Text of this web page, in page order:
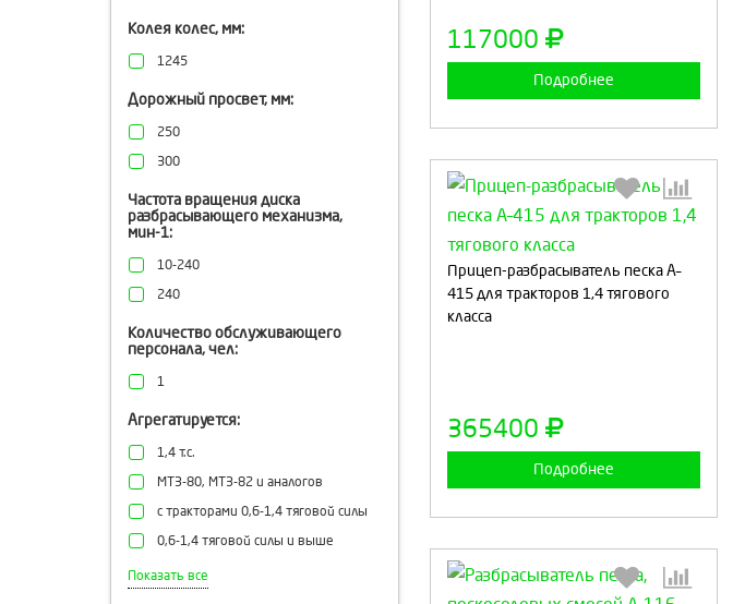
Колея колес, мм:
1245
Дорожный просвет, мм:
250
300
Частота вращения диска
разбрасывающего механизма,
мин-1:
10-240
240
Количество обслуживающего
персонала, чел:
1
Агрегатируется:
1,4 т.с.
МТЗ-80, МТЗ-82 и аналогов
с тракторами 0,6-1,4 тяговой силы
0,6-1,4 тяговой силы и выше
с тракторами от 0,6т.с.
Показать все
117000
Подробнее
Прицеп-разбрасыватель песка А–
415 для тракторов 1,4 тягового
класса
365400
Подробнее
Выберите количество: